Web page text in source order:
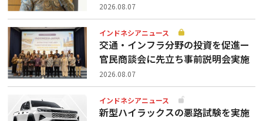
2026.08.07
インドネシアニュース
交通・インフラ分野の投資を促進ー
官民商談会に先立ち事前説明会実施
2026.08.07
インドネシアニュース
新型ハイラックスの悪路試験を実施